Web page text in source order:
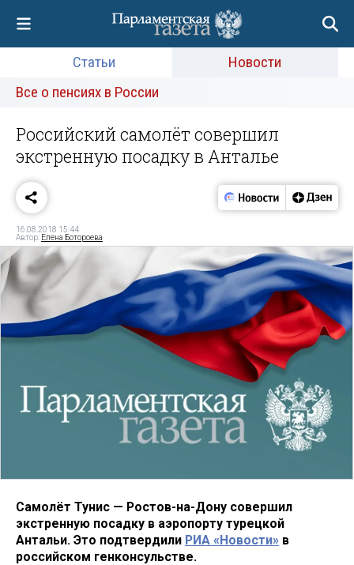
Статьи
Новости
Все о пенсиях в России
Российский самолёт совершил
экстренную посадку в Анталье
16.08.2018 15:44
Автор: Елена Ботороева
Самолёт Тунис — Ростов-на-Дону совершил
экстренную посадку в аэропорту турецкой
Антальи. Это подтвердили РИА «Новости» в
российском генконсульстве.